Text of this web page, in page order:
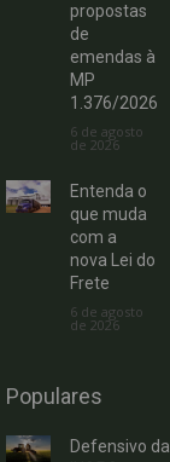
propostas
de
emendas à
MP
1.376/2026
6 de agosto
de 2026
Entenda o
que muda
com a
nova Lei do
Frete
6 de agosto
de 2026
Populares
Defensivo da